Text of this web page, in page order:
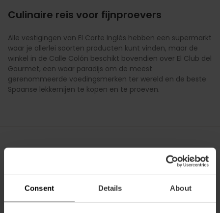
Consent Details About
Culinaire reis voor fijnproevers
Alle vestigingen van El Corte Inglés hebben een supermarkt
waar je allerlei soorten producten kunt vinden, maar de
winkel in de Calle Colón beschikt bovendien over El Club del
Gourmet, een waar paradijs om de meest
gerenommeerde voedingsmerken ter wereld en de beste
Spaanse lekkernijen te kopen en te proeven.
internationale klanten
Voor alle klanten die niet in Spanje wonen, wil El Corte Inglés